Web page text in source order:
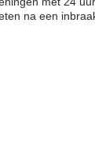
na een